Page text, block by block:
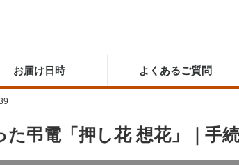
お届け日時 よくあるご質問
弔電「押し花 想花」｜手